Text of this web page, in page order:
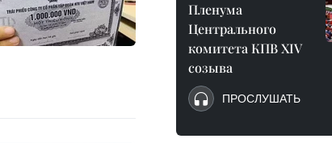
Пленума
Центрального
комитета КПВ XIV
созыва
ПРОСЛУШАТЬ